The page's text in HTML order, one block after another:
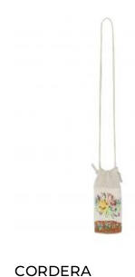
CORDERA